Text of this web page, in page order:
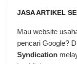
JASA ARTIKEL
Mau website
pencari Google?
Syndication